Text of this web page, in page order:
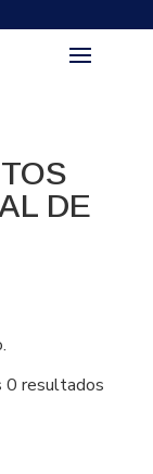
DE
0 resultados